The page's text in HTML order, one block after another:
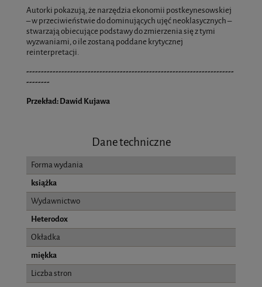
Autorki pokazują, że narzędzia ekonomii postkeynesowskiej
– w przeciwieństwie do dominujących ujęć neoklasycznych –
stwarzają obiecujące podstawy do zmierzenia się z tymi
wyzwaniami, o ile zostaną poddane krytycznej
reinterpretacji.
-----------------------------------------------------------------------
--------
Przekład: Dawid Kujawa
Dane techniczne
Forma wydania
książka
Wydawnictwo
Heterodox
Okładka
miękka
Liczba stron